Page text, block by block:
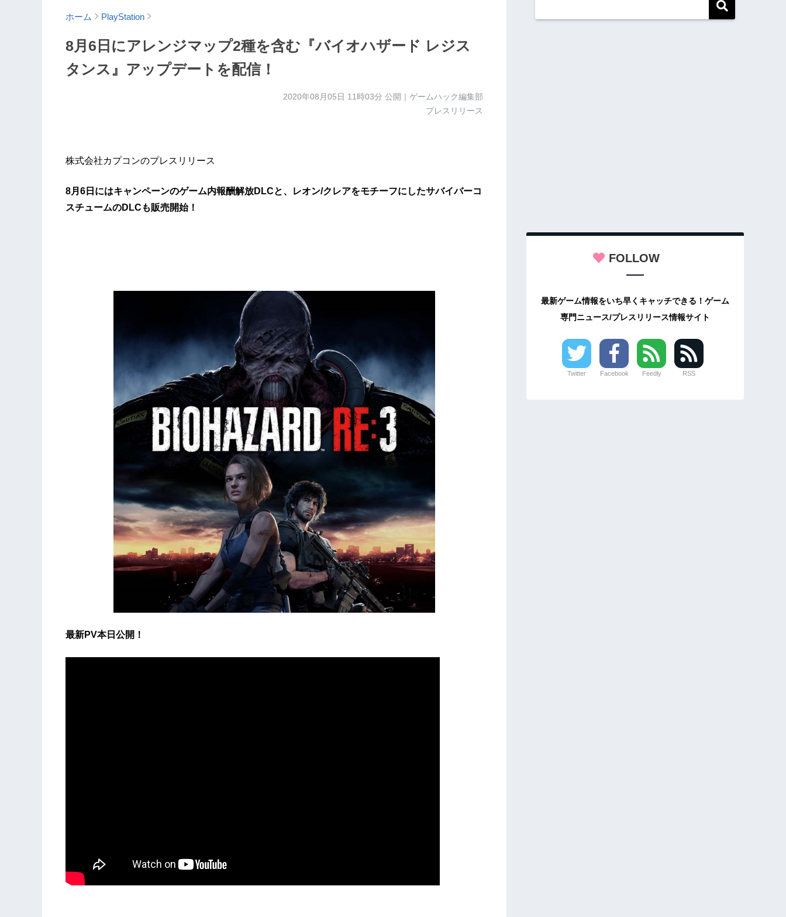
ホーム PlayStation
8月6日にアレンジマップ2種を含む『バイオハザード レジス
タンス』アップデートを配信！
2020年08月05日 11時03分 公開｜ゲームハック編集部
プレスリリース
株式会社カプコンのプレスリリース
8月6日にはキャンペーンのゲーム内報酬解放DLCと、レオン/クレアをモチーフにしたサバイバーコ
スチュームのDLCも販売開始！
最新PV本日公開！
FOLLOW
最新ゲーム情報をいち早くキャッチできる！ゲーム
専門ニュース/プレスリリース情報サイト
Twitter Facebook Feedly RSS